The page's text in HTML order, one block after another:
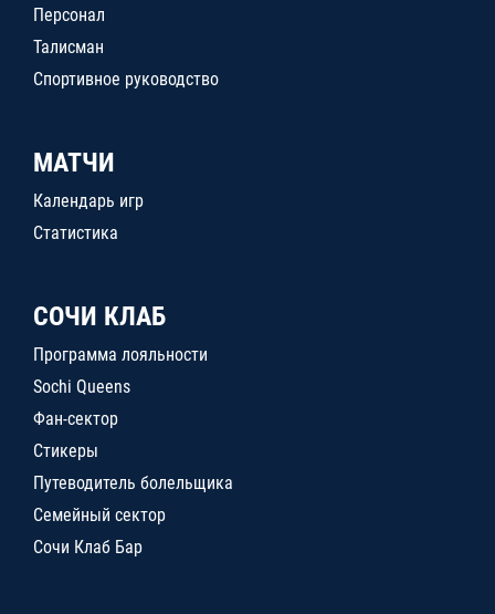
Персонал
Талисман
Спортивное руководство
МАТЧИ
Календарь игр
Статистика
СОЧИ КЛАБ
Программа лояльности
Sochi Queens
Фан-сектор
Стикеры
Путеводитель болельщика
Семейный сектор
Сочи Клаб Бар